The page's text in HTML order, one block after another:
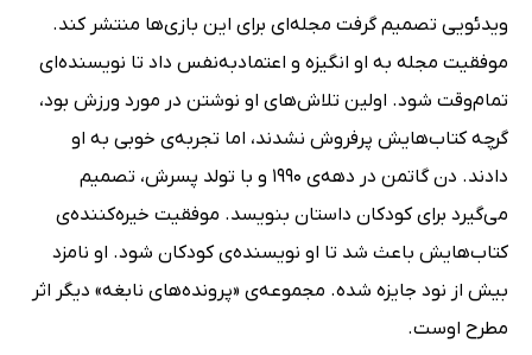
ویدئویی تصمیم گرفت مجله‌ای برای این بازی‌ها منتشر کند.
موفقیت مجله به او انگیزه و اعتمادبه‌نفس داد تا نویسنده‌ای
تمام‌وقت شود. اولین تلاش‌های او نوشتن در مورد ورزش بود،
گرچه کتاب‌هایش پرفروش نشدند، اما تجربه‌ی خوبی به او
دادند. دن گاتمن در دهه‌ی 1990 و با تولد پسرش، تصمیم
می‌گیرد برای کودکان داستان بنویسد. موفقیت خیره‌کننده‌ی
کتاب‌هایش باعث شد تا او نویسنده‌ی کودکان شود. او نامزد
بیش از نود جایزه شده. مجموعه‌ی «پرونده‌های نابغه» دیگر اثر
مطرح اوست.